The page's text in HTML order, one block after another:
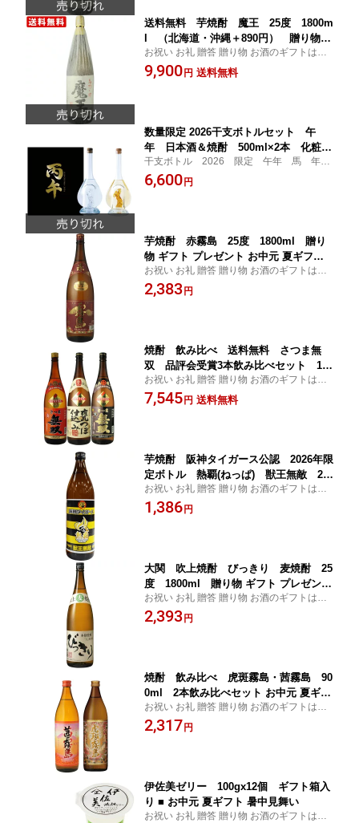
送料無料 芋焼酎 魔王 25度 1800m
l （北海道・沖縄＋890円） 贈り物
ギフト プレゼント お中元 夏ギフト 暑
中見舞い
お祝い お礼 贈答 贈り物 お酒のギフトはお
任せ下さい
9,900 円 送料無料
数量限定 2026干支ボトルセット 午
年 日本酒＆焼酎 500ml×2本 化粧箱
入り 八鹿酒造 お中元 夏ギフト 暑中見
舞い
干支ボトル 2026 限定 午年 馬 年
賀 ギフト 贈り物
6,600 円
芋焼酎 赤霧島 25度 1800ml 贈り
物 ギフト プレゼント お中元 夏ギフト
暑中見舞い
お祝い お礼 贈答 贈り物 お酒のギフトはお
任せ下さい
2,383 円
焼酎 飲み比べ 送料無料 さつま無
双 品評会受賞3本飲み比べセット 180
0ml×3本（北海道・沖縄＋890円）（か
めつぼ仕込・黒ラベル・赤ラベル） 贈
お祝い お礼 贈答 贈り物 お酒のギフトはお
任せ下さい
7,545 円 送料無料
芋焼酎 阪神タイガース公認 2026年限
定ボトル 熱覇(ねっぱ) 獣王無敵 25
度 900ml 贈り物 ギフト プレゼント
お中元 夏ギフト 暑中見舞い
お祝い お礼 贈答 贈り物 お酒のギフトはお
任せ下さい
1,386 円
大関 吹上焼酎 びっきり 麦焼酎 25
度 1800ml 贈り物 ギフト プレゼント
お中元 夏ギフト 暑中見舞い
お祝い お礼 贈答 贈り物 お酒のギフトはお
任せ下さい
2,393 円
焼酎 飲み比べ 虎斑霧島・茜霧島 90
0ml 2本飲み比べセット お中元 夏ギフ
ト 暑中見舞い
お祝い お礼 贈答 贈り物 お酒のギフトはお
任せ下さい
2,317 円
伊佐美ゼリー 100gx12個 ギフト箱入
り ■ お中元 夏ギフト 暑中見舞い
お祝い お礼 贈答 贈り物 お酒のギフトはお